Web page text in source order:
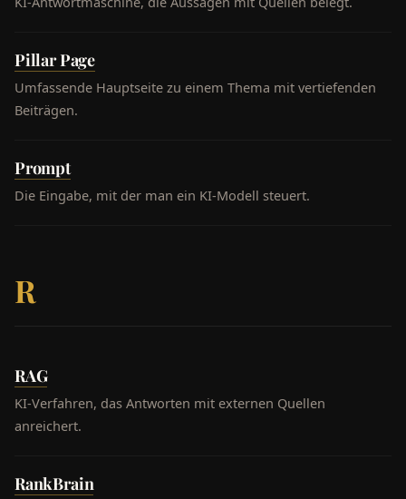
Pillar Page
Umfassende Hauptseite zu einem Thema mit vertiefenden
Beiträgen.
Prompt
Die Eingabe, mit der man ein KI-Modell steuert.
R
RAG
KI-Verfahren, das Antworten mit externen Quellen
anreichert.
RankBrain